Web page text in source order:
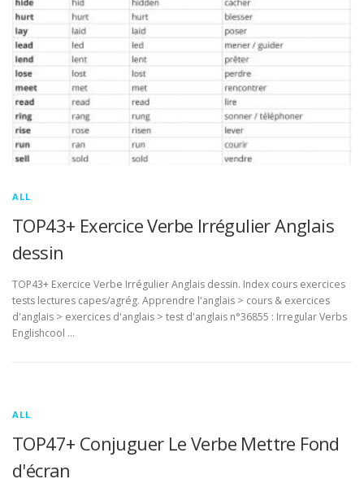
ALL
TOP43+ Exercice Verbe Irrégulier Anglais
dessin
TOP43+ Exercice Verbe Irrégulier Anglais dessin. Index cours exercices
tests lectures capes/agrég. Apprendre l'anglais > cours & exercices
d'anglais > exercices d'anglais > test d'anglais n°36855 : Irregular Verbs
Englishcool …
ALL
TOP47+ Conjuguer Le Verbe Mettre Fond
d'écran